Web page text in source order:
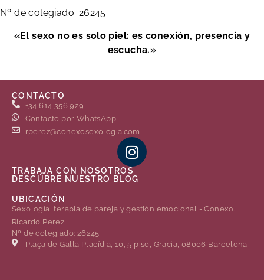
Nº de colegiado: 26245
«El sexo no es solo piel: es conexión, presencia y
escucha.»
CONTACTO
+34 614 356 929
Contacto por WhatsApp
rperez@conexosexologia.com
TRABAJA CON NOSOTROS
DESCÚBRE NUESTRO BLOG
UBICACIÓN
Sexología, terapia de pareja y gestión emocional - Conexo.
Ricardo Perez
Nº de colegiado: 26245
Plaça de Gal·la Placídia, 10, 5 piso, Gracia, 08006 Barcelona